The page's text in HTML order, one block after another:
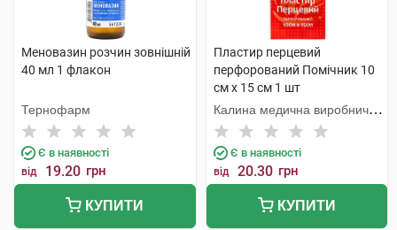
Меновазин розчин зовнішній
40 мл 1 флакон
Тернофарм
Є в наявності
від 19.20 грн
КУПИТИ
Пластир перцевий
перфорований Помічник 10
см х 15 см 1 шт
Калина медична виробнича
компанія
Є в наявності
від 20.30 грн
КУПИТИ